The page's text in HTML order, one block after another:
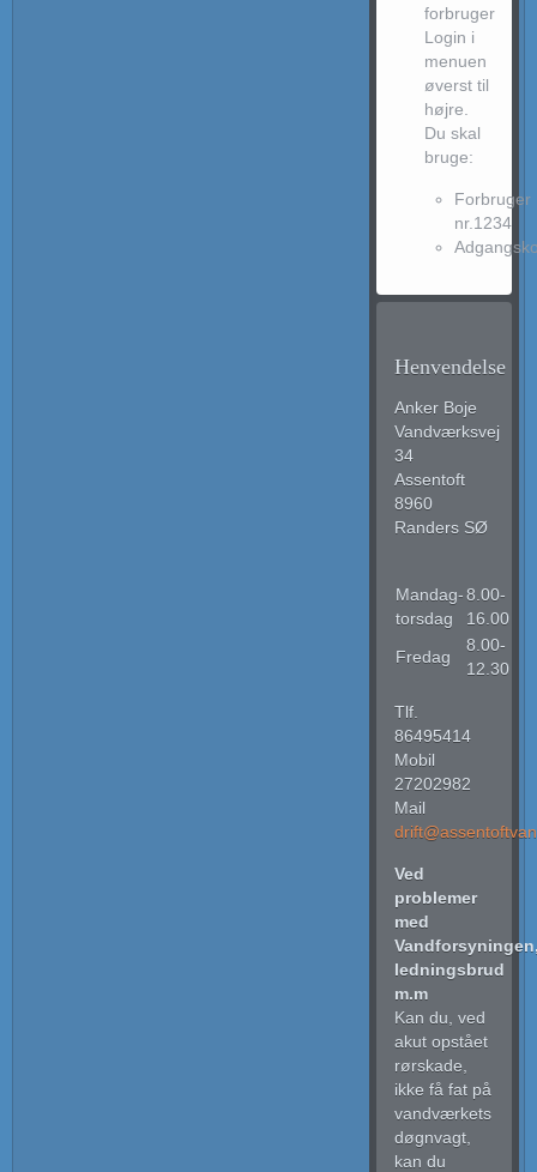
forbruger
Login i
menuen
øverst til
højre.
Du skal
bruge:
Forbruger
nr.1234
Henvendelse
Anker Boje
Vandværksvej
34
Assentoft
8960
Randers SØ
Mandag-
torsdag
8.00-
16.00
Fredag
8.00-
12.30
Tlf.
86495414
Mobil
27202982
Mail
Ved
problemer
med
ledningsbrud
m.m
Kan du, ved
akut opstået
rørskade,
ikke få fat på
vandværkets
døgnvagt,
kan du